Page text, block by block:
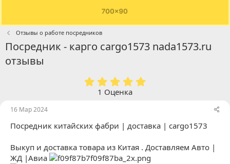
Отзывы о работе посредников
Посредник - карго cargo1573 nada1573.ru
отзывы
в
з
д
1 Оценка
16 Мар 2024
Посредник китайских фабри | доставка | cargo1573
Выкуп и доставка товара из Китая . Доставляем Авто |
ЖД |Авиа